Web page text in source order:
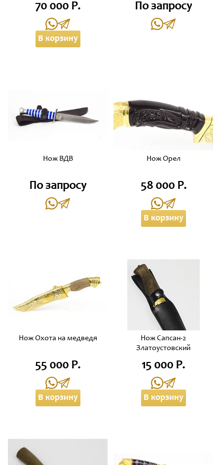
70 000 Р.
В корзину
По запросу
Нож ВДВ
По запросу
Нож Орел
58 000 Р.
В корзину
Нож Охота на медведя
55 000 Р.
В корзину
Нож Сапсан-2
Златоустовский
15 000 Р.
В корзину